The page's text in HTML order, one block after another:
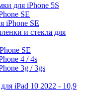
для iPhone 5S
SE
iPhone SE
и стекла для
SE
4 / 4s
3g / 3gs
iPad 10 2022 - 10,9